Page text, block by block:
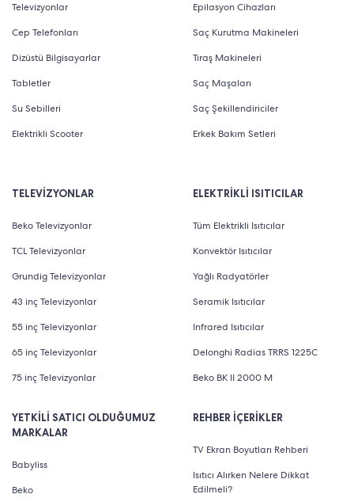
Televizyonlar
Cep Telefonları
Dizüstü Bilgisayarlar
Tabletler
Su Sebilleri
Elektrikli Scooter
Epilasyon Cihazları
Saç Kurutma Makineleri
Tıraş Makineleri
Saç Maşaları
Saç Şekillendiriciler
Erkek Bakım Setleri
TELEVİZYONLAR
Beko Televizyonlar
TCL Televizyonlar
Grundig Televizyonlar
43 inç Televizyonlar
55 inç Televizyonlar
65 inç Televizyonlar
75 inç Televizyonlar
YETKİLİ SATICI OLDUĞUMUZ
MARKALAR
Babyliss
Beko
ELEKTRİKLİ ISITICILAR
Tüm Elektrikli Isıtıcılar
Konvektör Isıtıcılar
Yağlı Radyatörler
Seramik Isıtıcılar
Infrared Isıtıcılar
Delonghi Radias TRRS 1225C
Beko BK II 2000 M
REHBER İÇERİKLER
TV Ekran Boyutları Rehberi
Isıtıcı Alırken Nelere Dikkat
Edilmeli?